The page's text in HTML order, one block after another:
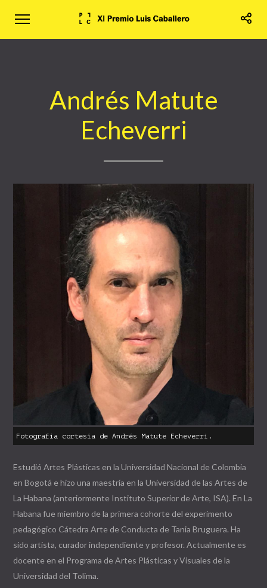
Andrés Matute
Echeverri
Fotografía cortesía de Andrés Matute Echeverri.
Estudió Artes Plásticas en la Universidad Nacional de Colombia
en Bogotá e hizo una maestría en la Universidad de las Artes de
La Habana (anteriormente Instituto Superior de Arte, ISA). En La
Habana fue miembro de la primera cohorte del experimento
pedagógico Cátedra Arte de Conducta de Tania Bruguera. Ha
sido artista, curador independiente y profesor. Actualmente es
docente en el Programa de Artes Plásticas y Visuales de la
Universidad del Tolima.